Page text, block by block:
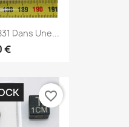
Dans Une...
€
favorite_border